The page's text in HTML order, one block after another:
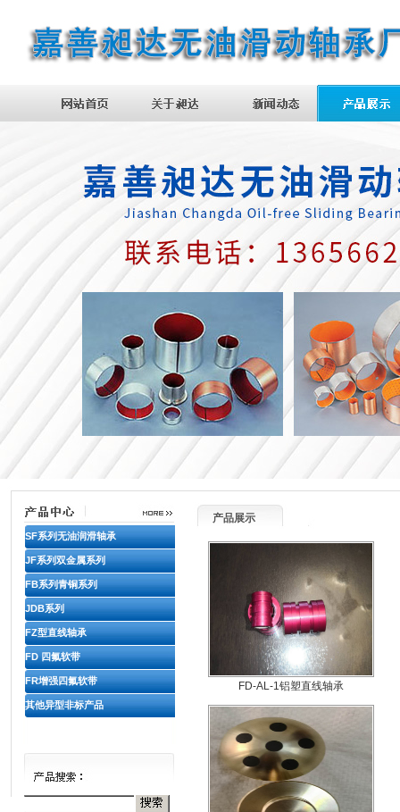
SF系列无油润滑轴承
JF系列双金属系列
FB系列青铜系列
JDB系列
FZ型直线轴承
FD 四氟软带
FR增强四氟软带
其他异型非标产品
产品展示
FD-AL-1铝塑直线轴承